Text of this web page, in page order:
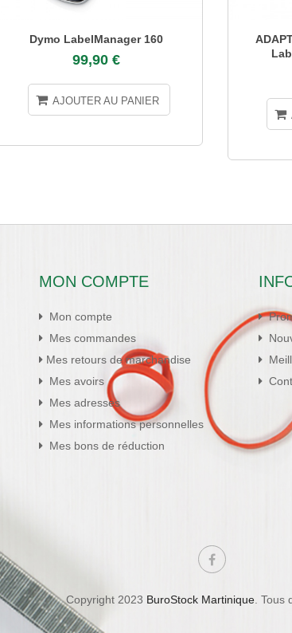
Dymo LabelManager 160
99,90 €
AJOUTER AU PANIER
MON COMPTE
Mon compte
Mes commandes
Mes retours de marchandise
Mes avoirs
Mes adresses
Mes informations personnelles
Mes bons de réduction
Copyright 2023 BuroStock Martinique. Tous